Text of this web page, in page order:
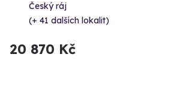
Český ráj
(+ 41 dalších lokalit)
20 870 Kč